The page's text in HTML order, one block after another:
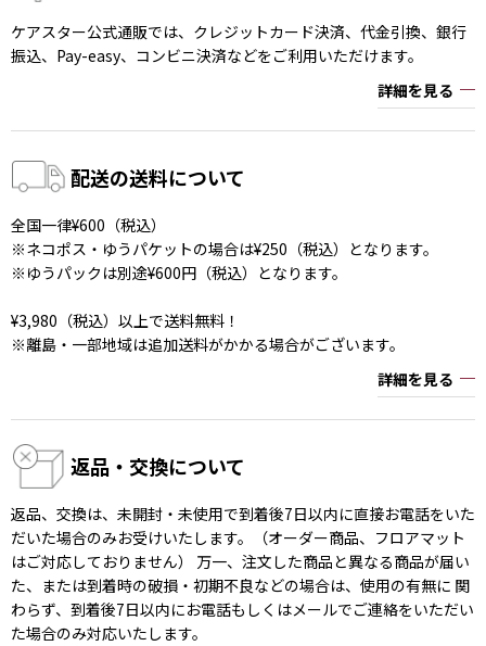
ケアスター公式通販では、クレジットカード決済、代金引換、銀行
振込、Pay-easy、コンビニ決済などをご利用いただけます。
詳細を見る
配送の送料について
全国一律¥600（税込）
※ネコポス・ゆうパケットの場合は¥250（税込）となります。
※ゆうパックは別途¥600円（税込）となります。
¥3,980（税込）以上で送料無料！
※離島・一部地域は追加送料がかかる場合がございます。
詳細を見る
返品・交換について
返品、交換は、未開封・未使用で到着後7日以内に直接お電話をいた
だいた場合のみお受けいたします。（オーダー商品、フロアマット
はご対応しておりません） 万一、注文した商品と異なる商品が届い
た、または到着時の破損・初期不良などの場合は、使用の有無に 関
わらず、到着後7日以内にお電話もしくはメールでご連絡をいただい
た場合のみ対応いたします。